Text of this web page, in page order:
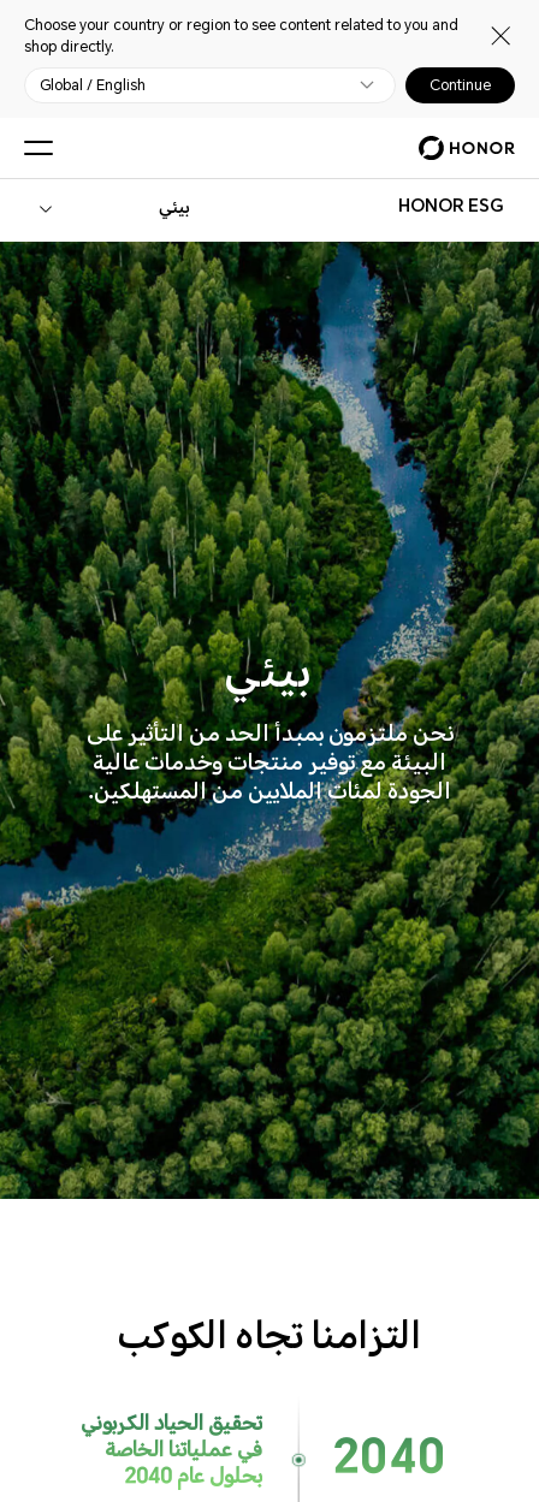
Choose your country or region to see content related to you and
shop directly.
Global / English Continue
HONOR ESG بيئي
بيئي
نحن ملتزمون بمبدأ الحد من التأثير على
البيئة مع توفير منتجات وخدمات عالية
الجودة لمئات الملايين من المستهلكين.
التزامنا تجاه الكوكب
2040 تحقيق الحياد الكربوني
في عملياتنا الخاصة
بحلول عام 2040